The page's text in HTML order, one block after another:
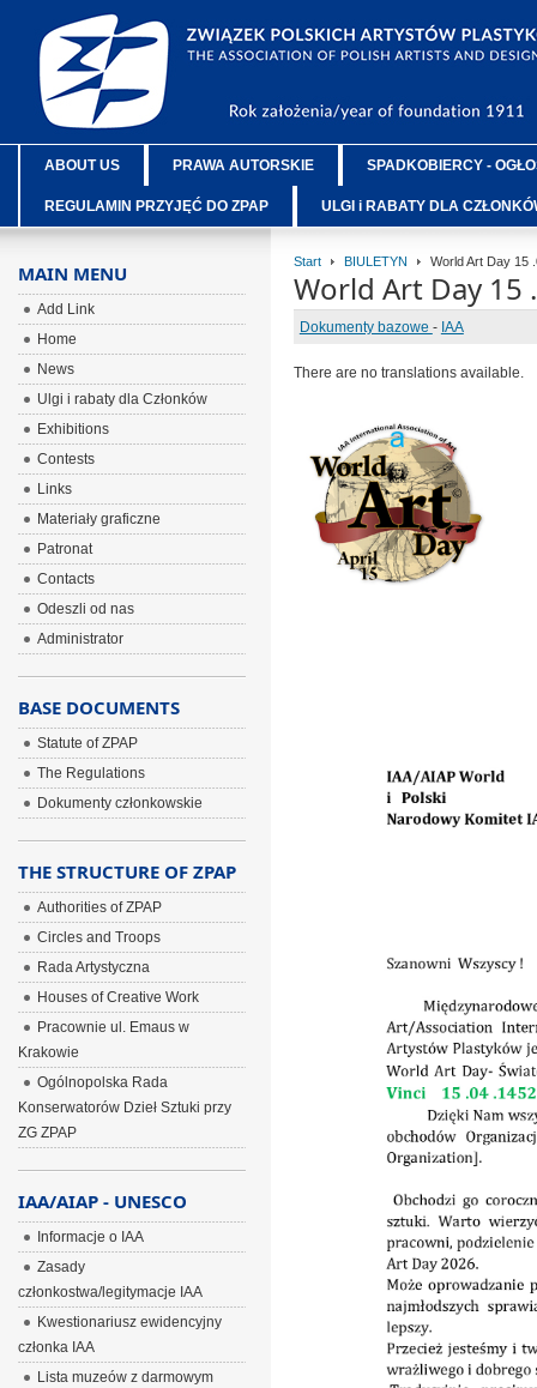
ABOUT US PRAWA AUTORSKIE SPADKOBIERCY -
REGULAMIN PRZYJĘĆ DO ZPAP ULGI i RABATY DLA
Start BIULETYN World Art Day 15
World Art Day 15
Dokumenty bazowe - IAA
There are no translations available.
MAIN MENU
Add Link
Home
News
Ulgi i rabaty dla Członków
Exhibitions
Contests
Links
Materiały graficzne
Patronat
Contacts
Odeszli od nas
Administrator
BASE DOCUMENTS
Statute of ZPAP
The Regulations
Dokumenty członkowskie
THE STRUCTURE OF ZPAP
Authorities of ZPAP
Circles and Troops
Rada Artystyczna
Houses of Creative Work
Pracownie ul. Emaus w
Krakowie
Ogólnopolska Rada
Konserwatorów Dzieł Sztuki przy
ZG ZPAP
IAA/AIAP - UNESCO
Informacje o IAA
Zasady
członkostwa/legitymacje IAA
Kwestionariusz ewidencyjny
członka IAA
Lista muzeów z darmowym